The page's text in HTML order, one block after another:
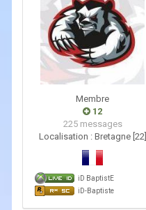
Membre
12
225 messages
Localisation : Bretagne [22]
iD BaptistE
iD-Baptiste